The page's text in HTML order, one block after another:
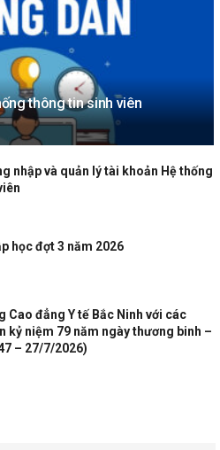
thông tin sinh viên
nhập và quản lý tài khoản Hệ thống
học đợt 3 năm 2026
Cao đẳng Y tế Bắc Ninh với các
kỷ niệm 79 năm ngày thương binh –
– 27/7/2026)